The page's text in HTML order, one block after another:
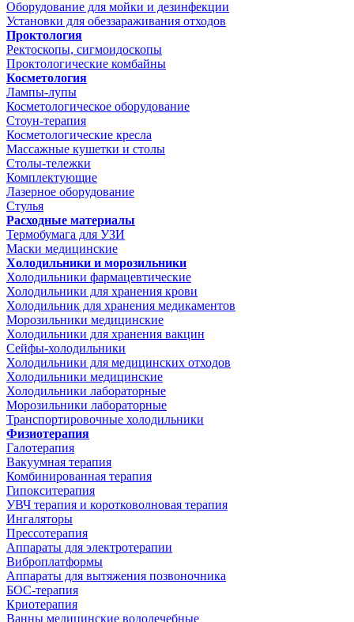
Оборудование для мойки и дезинфекции
Установки для обеззараживания отходов
Проктология
Ректоскопы, сигмоидоскопы
Проктологические комбайны
Косметология
Лампы-лупы
Косметологическое оборудование
Стоун-терапия
Косметологические кресла
Массажные кушетки и столы
Столы-тележки
Комплектующие
Лазерное оборудование
Стулья
Расходные материалы
Термобумага для УЗИ
Маски медицинские
Холодильники и морозильники
Холодильники фармацевтические
Холодильники для хранения крови
Холодильник для хранения медикаментов
Морозильники медицинские
Холодильники для хранения вакцин
Сейфы-холодильники
Холодильники для медицинских отходов
Холодильники медицинские
Холодильники лабораторные
Морозильники лабораторные
Транспортировочные холодильники
Физиотерапия
Галотерапия
Вакуумная терапия
Комбинированная терапия
Гипокситерапия
УВЧ терапия и коротковолновая терапия
Ингаляторы
Прессотерапия
Аппараты для электротерапии
Виброплатформы
Аппараты для вытяжения позвоночника
БОС-терапия
Криотерапия
Ванны медицинские водолечебные